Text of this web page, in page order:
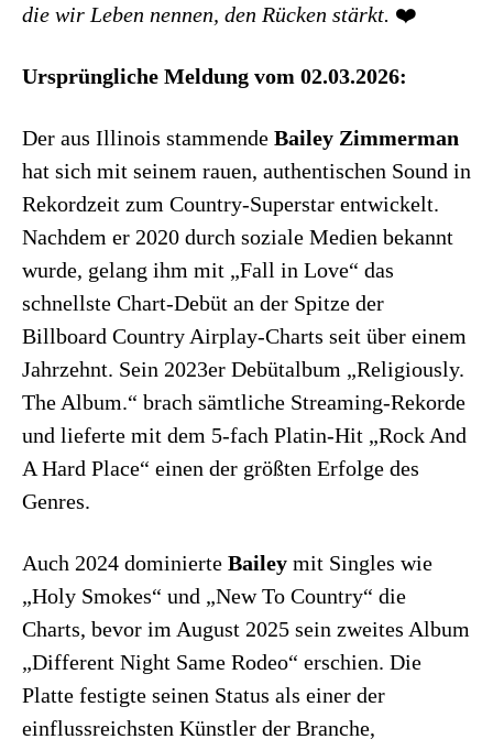
die wir Leben nennen, den Rücken stärkt. ❤️
Ursprüngliche Meldung vom 02.03.2026:
Der aus Illinois stammende Bailey Zimmerman
hat sich mit seinem rauen, authentischen Sound in
Rekordzeit zum Country-Superstar entwickelt.
Nachdem er 2020 durch soziale Medien bekannt
wurde, gelang ihm mit „Fall in Love“ das
schnellste Chart-Debüt an der Spitze der
Billboard Country Airplay-Charts seit über einem
Jahrzehnt. Sein 2023er Debütalbum „Religiously.
The Album.“ brach sämtliche Streaming-Rekorde
und lieferte mit dem 5-fach Platin-Hit „Rock And
A Hard Place“ einen der größten Erfolge des
Genres.
Auch 2024 dominierte Bailey mit Singles wie
„Holy Smokes“ und „New To Country“ die
Charts, bevor im August 2025 sein zweites Album
„Different Night Same Rodeo“ erschien. Die
Platte festigte seinen Status als einer der
einflussreichsten Künstler der Branche,